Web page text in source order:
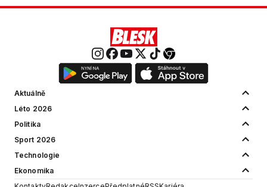
Aktuálně
Léto 2026
Politika
Sport 2026
Technologie
Ekonomika